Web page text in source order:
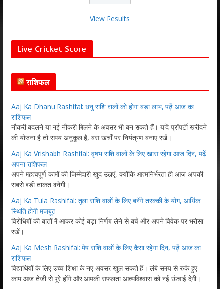
View Results
Live Cricket Score
राशिफल
Aaj Ka Dhanu Rashifal: धनु राशि वालों को होगा बड़ा लाभ, पढ़ें आज का
राशिफल
नौकरी बदलने या नई नौकरी मिलने के अवसर भी बन सकते हैं। यदि प्रॉपर्टी खरीदने
की योजना है तो समय अनुकूल है, बस खर्चों पर नियंत्रण बनाए रखें।
Aaj Ka Vrishabh Rashifal: वृषभ राशि वालों के लिए खास रहेगा आज दिन, पढ़ें
अपना राशिफल
अपने महत्वपूर्ण कामों की जिम्मेदारी खुद उठाएं, क्योंकि आत्मनिर्भरता ही आज आपकी
सबसे बड़ी ताकत बनेगी।
Aaj Ka Tula Rashifal: तुला राशि वालों के लिए बनेंगे तरक्की के योग, आर्थिक
स्थिति होगी मजबूत
विरोधियों की बातों में आकर कोई बड़ा निर्णय लेने से बचें और अपने विवेक पर भरोसा
रखें।
Aaj Ka Mesh Rashifal: मेष राशि वालों के लिए कैसा रहेगा दिन, पढ़ें आज का
राशिफल
विद्यार्थियों के लिए उच्च शिक्षा के नए अवसर खुल सकते हैं। लंबे समय से रुके हुए
काम आज तेजी से पूरे होंगे और आपकी सफलता आत्मविश्वास को नई ऊंचाई देगी।